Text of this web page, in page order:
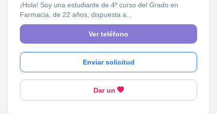
¡Hola! Soy una estudiante de 4º curso del Grado en
Farmacia, de 22 años, dispuesta a...
Ver teléfono
Enviar solicitud
Dar un